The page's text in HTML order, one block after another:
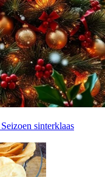
Seizoen sinterklaas